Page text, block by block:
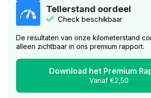
Tellerstand oordeel
Check beschikbaar
De resultaten van onze kilometerstand
alleen zichtbaar in ons premium rapport.
Download het Premium
Vanaf €2,50